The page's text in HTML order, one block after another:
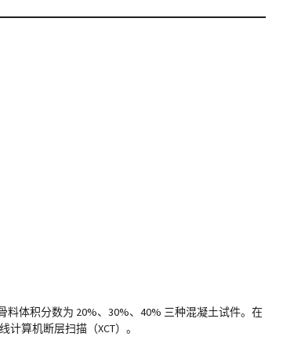
料体积分数为 20%、30%、40% 三种混凝土试件。在
算机断层扫描（XCT）。